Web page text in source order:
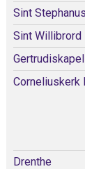
Sint
Sint Willibrord
Corneliuskerk
Drenthe